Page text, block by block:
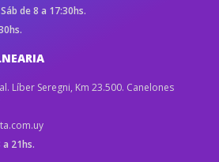
de 8 a 17:30hs.
Líber Seregni, Km 23.500. Canelones
21hs.